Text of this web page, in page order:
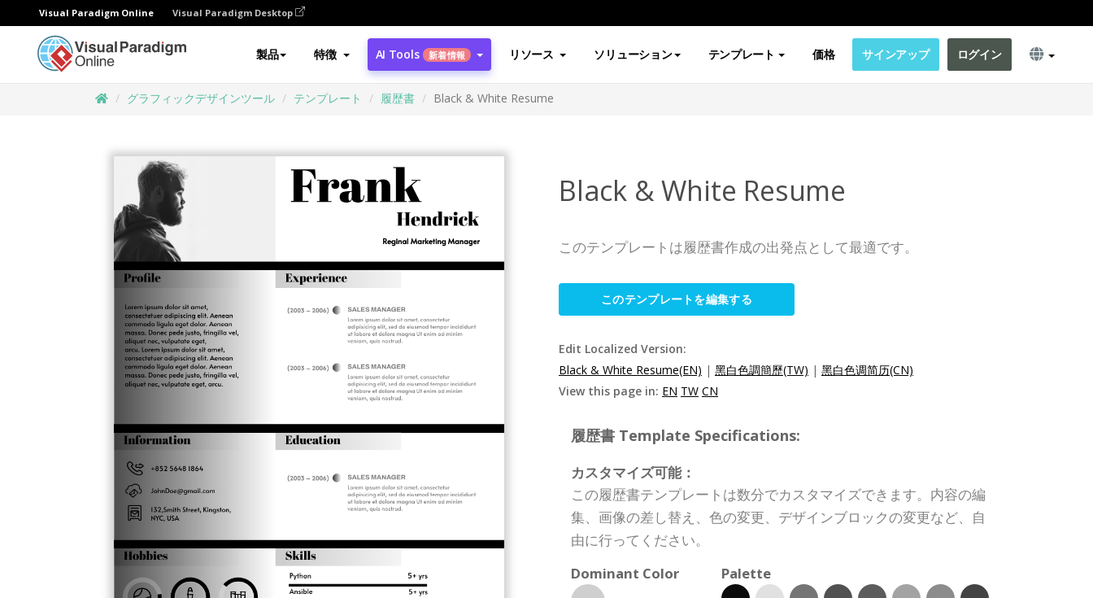
Visual Paradigm Online Visual Paradigm Desktop
製品 特徴 AI Tools 新着情報 リソース ソリューション テンプレート 価格 サインアップ ログイン
グラフィックデザインツール テンプレート 履歴書 Black & White Resume
Black & White Resume
このテンプレートは履歴書作成の出発点として最適です。
このテンプレートを編集する
Edit Localized Version:
Black & White Resume(EN) | 黑白色調簡歷(TW) | 黑白色调简历(CN)
View this page in: EN TW CN
履歴書 Template Specifications:
カスタマイズ可能：
この履歴書テンプレートは数分でカスタマイズできます。内容の編
集、画像の差し替え、色の変更、デザインブロックの変更など、自
由に行ってください。
Dominant Color
Palette